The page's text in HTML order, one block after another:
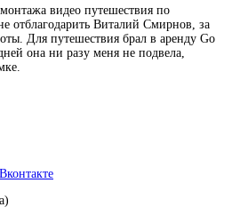
видео путешествия по
отблагодарить Виталий Смирнов, за
Для путешествия брал в аренду Go
она ни разу меня не подвела,